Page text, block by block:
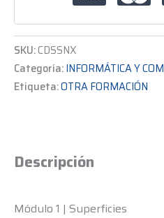
SKU:CDSSNX
Categoría:INFORMÁTICA Y
Etiqueta:OTRA FORMACIÓN
Descripción
Módulo 1 | Superficies